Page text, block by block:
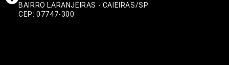
BAIRRO LARANJEIRAS - CAIEIRAS/SP
CEP: 07747-300